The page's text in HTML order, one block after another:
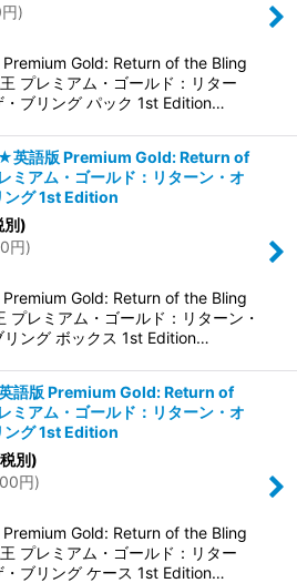
円)
Gold: Return of the Bling
プレミアム・ゴールド：リター
・ブリング パック 1st Edition…
英語版 Premium Gold: Return of
ミアム・ゴールド：リターン・オ
ング 1st Edition
別)
円)
Gold: Return of the Bling
レミアム・ゴールド：リターン・
リング ボックス 1st Edition…
語版 Premium Gold: Return of
ミアム・ゴールド：リターン・オ
ング 1st Edition
別)
円)
Gold: Return of the Bling
プレミアム・ゴールド：リター
・ブリング ケース 1st Edition…